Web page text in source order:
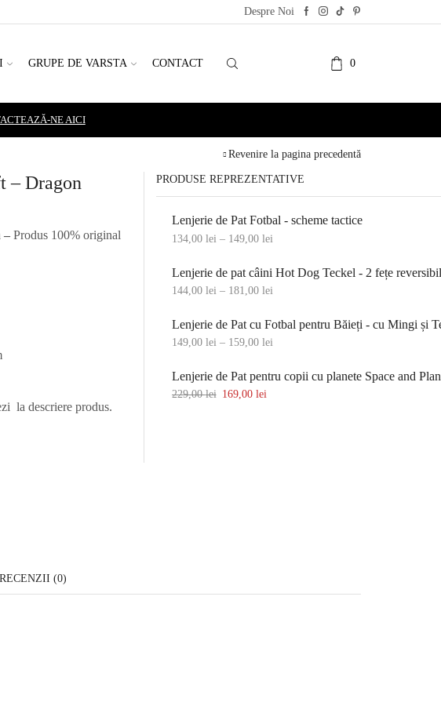
Despre Noi
GRUPE DE VARSTA CONTACT 0
NE AICI
Revenire la pagina precedentă
– Dragon
– Produs 100% original
la descriere produs.
PRODUSE REPREZENTATIVE
Lenjerie de Pat Fotbal - scheme tactice
134,00 lei – 149,00 lei
Lenjerie de pat câini Hot Dog Teckel - 2 fețe
144,00 lei – 181,00 lei
Lenjerie de Pat cu Fotbal pentru Băieți - cu Mingi și
149,00 lei– 159,00 lei
229,00lei 169,00 lei
RECENZII (0)